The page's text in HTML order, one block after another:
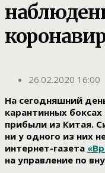
26.02.2020 16:00
На сегодняшний
карантинных
прибыли из Китая.
ни у одного из них
интернет-газета
на управление по